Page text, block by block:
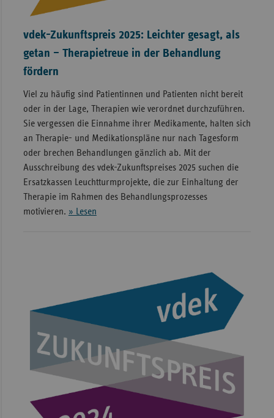
vdek-Zukunftspreis 2025: Leichter gesagt, als
getan – Therapietreue in der Behandlung
fördern
Viel zu häufig sind Patientinnen und Patienten nicht bereit
oder in der Lage, Therapien wie verordnet durchzuführen.
Sie vergessen die Einnahme ihrer Medikamente, halten sich
an Therapie- und Medikationspläne nur nach Tagesform
oder brechen Behandlungen gänzlich ab. Mit der
Ausschreibung des vdek-Zukunftspreises 2025 suchen die
Ersatzkassen Leuchtturmprojekte, die zur Einhaltung der
Therapie im Rahmen des Behandlungsprozesses
motivieren. » Lesen